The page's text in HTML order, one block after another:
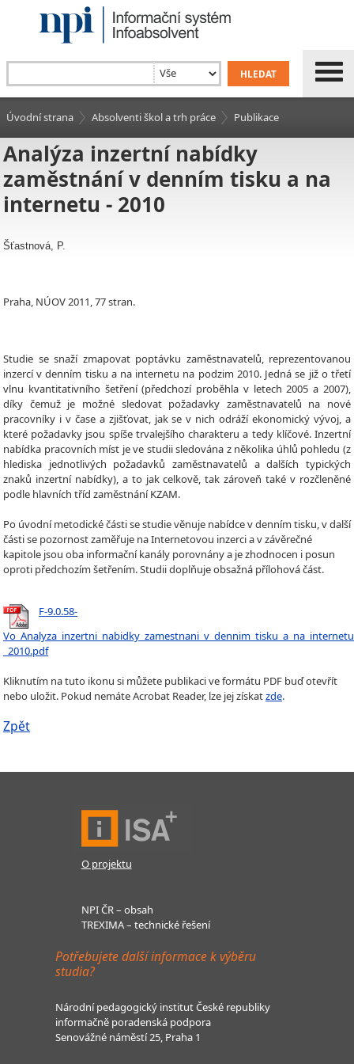
Úvodní strana Absolventi škol a trh práce Publikace
Analýza inzertní nabídky
zaměstnání v denním tisku a na
internetu - 2010
Šťastnová, P.
Praha, NÚOV 2011, 77 stran.
Studie se snaží zmapovat poptávku zaměstnavatelů, reprezentovanou
inzercí v denním tisku a na internetu na podzim 2010. Jedná se již o třetí
vlnu kvantitativního šetření (předchozí proběhla v letech 2005 a 2007),
díky čemuž je možné sledovat požadavky zaměstnavatelů na nové
pracovníky i v čase a zjišťovat, jak se v nich odráží ekonomický vývoj, a
které požadavky jsou spíše trvalejšího charakteru a tedy klíčové. Inzertní
nabídka pracovních míst je ve studii sledována z několika úhlů pohledu (z
hlediska jednotlivých požadavků zaměstnavatelů a dalších typických
znaků inzertní nabídky), a to jak celkově, tak zároveň také v rozčleněné
podle hlavních tříd zaměstnání KZAM.
Po úvodní metodické části se studie věnuje nabídce v denním tisku, v další
části se pozornost zaměřuje na Internetovou inzerci a v závěrečné
kapitole jsou oba informační kanály porovnány a je zhodnocen i posun
oproti předchozím šetřením. Studii doplňuje obsažná přílohová část.
F-9.0.58-
_2010.pdf
Kliknutím na tuto ikonu si můžete publikaci ve formátu PDF buď otevřít
nebo uložit. Pokud nemáte Acrobat Reader, lze jej získatzde.
Zpět
O projektu
NPI ČR – obsah
TREXIMA – technické řešení
Potřebujete další informace k výběru
studia?
Národní pedagogický institut České republiky
informačně poradenská podpora
Senovážné náměstí 25, Praha 1